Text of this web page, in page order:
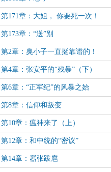
第171章：大姐， 你要死一次！
第173章：“送”别
第2章：臭小子一直挺靠谱的！
第4章：张安平的“残暴”（下）
第6章：“正军纪”的风暴之始
第8章：信仰和叛变
第10章：瘟神来了（上）
第12章：和中统的“密议”
第14章：嚣张跋扈